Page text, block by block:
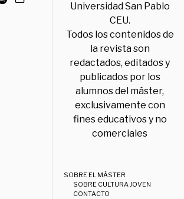
Universidad San Pablo
CEU.
Todos los contenidos de
la revista son
redactados, editados y
publicados por los
alumnos del máster,
exclusivamente con
fines educativos y no
comerciales
SOBRE EL MÁSTER
SOBRE CULTURA JOVEN
CONTACTO